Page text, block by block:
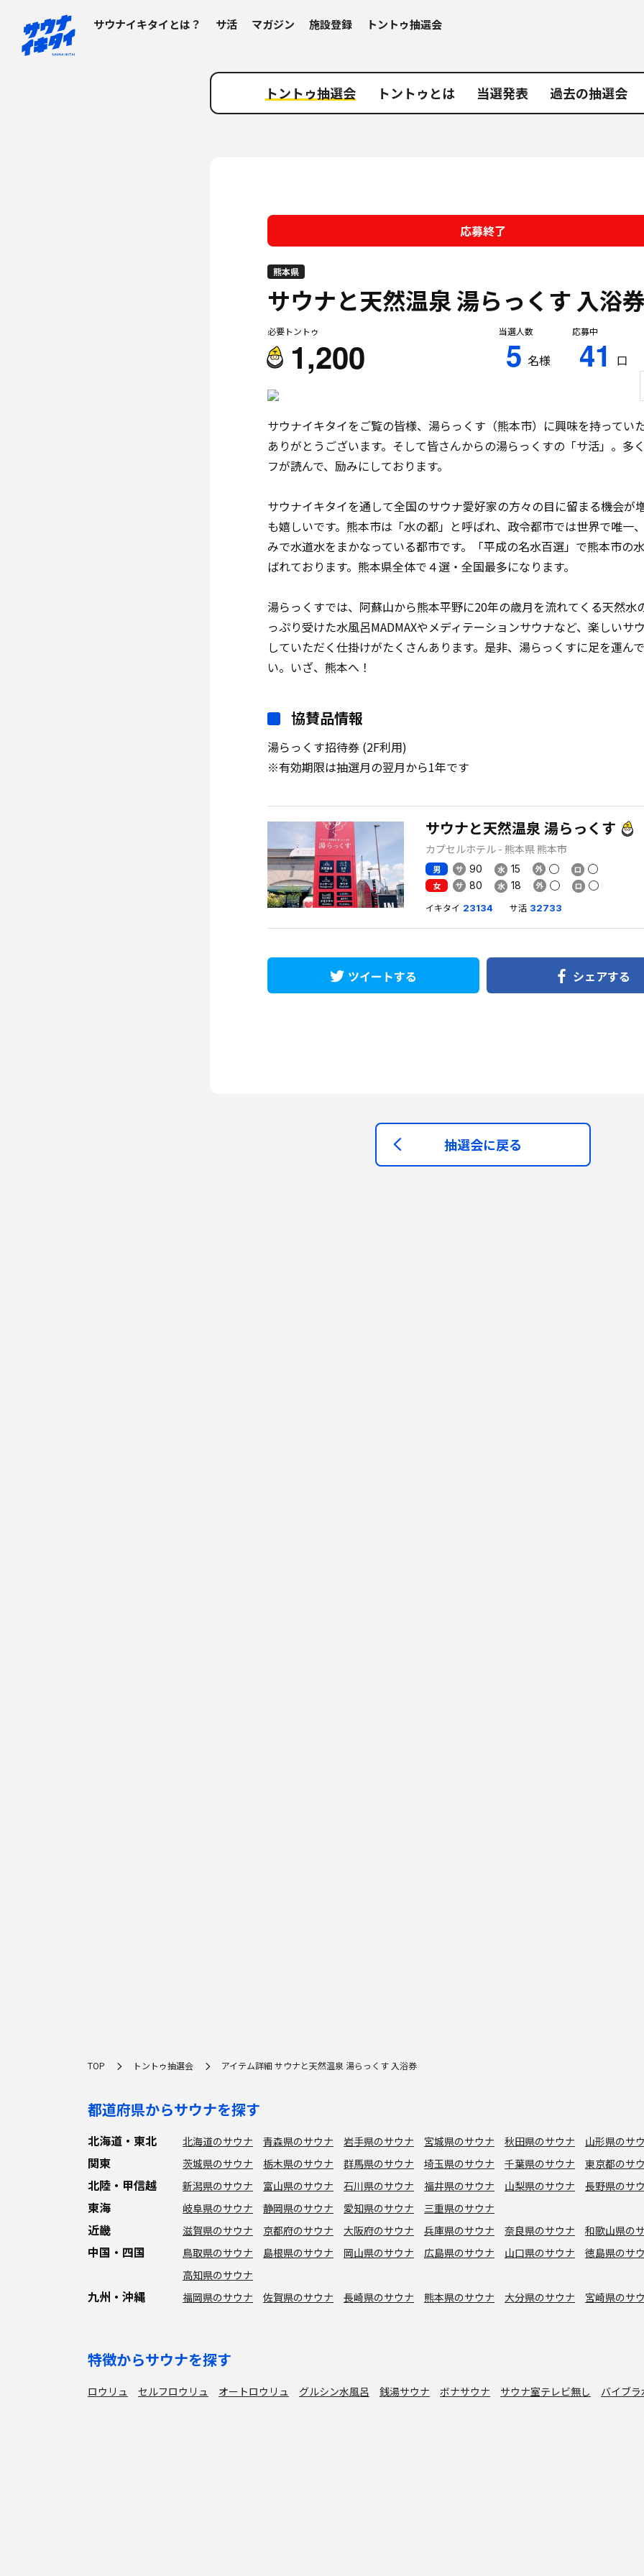
サウナイキタイとは？ サ活 マガジン 施設登録 トントゥ抽選会
トントゥ抽選会 トントゥとは 当選発表 過去の抽選会
応募終了
熊本県
サウナと天然温泉 湯らっくす 入浴
必要トントゥ
1,200
当選人数
5 名様
応募中
41 口
サウナイキタイをご覧の皆様、湯らっくす（熊本市）に興味を持ってい
ありがとうございます。そして皆さんからの湯らっくすの「サ活」。多
フが読んで、励みにしております。
サウナイキタイを通して全国のサウナ愛好家の方々の目に留まる機会が
も嬉しいです。熊本市は「水の都」と呼ばれ、政令都市では世界で唯一
みで水道水をまかなっている都市です。「平成の名水百選」で熊本市の
ばれております。熊本県全体で４選・全国最多になります。
湯らっくすでは、阿蘇山から熊本平野に20年の歳月を流れてくる天然水
っぷり受けた水風呂MADMAXやメディテーションサウナなど、楽しいサ
していただく仕掛けがたくさんあります。是非、湯らっくすに足を運ん
い。いざ、熊本へ！
協賛品情報
湯らっくす招待券 (2F利用)
※有効期限は抽選月の翌月から1年です
サウナと天然温泉 湯らっくす
カプセルホテル - 熊本県 熊本市
男 90 15
女 80
18
イキタイ 23134 サ活 32733
ツイートする シェアする
抽選会に戻る
TOP トントゥ抽選会 アイテム詳細 サウナと天然温泉 湯らっくす 入浴券
都道府県からサウナを探す
北海道・東北 北海道のサウナ 青森県のサウナ 岩手県のサウナ 宮城県のサウナ 秋田県のサウナ 山形県のサ
関東 茨城県のサウナ 栃木県のサウナ 群馬県のサウナ 埼玉県のサウナ 千葉県のサウナ 東京都のサ
北陸・甲信越 新潟県のサウナ 富山県のサウナ 石川県のサウナ 福井県のサウナ 山梨県のサウナ 長野県のサ
東海 岐阜県のサウナ 静岡県のサウナ 愛知県のサウナ 三重県のサウナ
近畿 滋賀県のサウナ 京都府のサウナ 大阪府のサウナ 兵庫県のサウナ 奈良県のサウナ 和歌山県の
中国・四国 鳥取県のサウナ 島根県のサウナ 岡山県のサウナ 広島県のサウナ 山口県のサウナ
徳島県のサ
高知県のサウナ
九州・沖縄 福岡県のサウナ 佐賀県のサウナ 長崎県のサウナ 熊本県のサウナ 大分県のサウナ 宮崎県のサ
特徴からサウナを探す
ロウリュ セルフロウリュ オートロウリュ グルシン水風呂 銭湯サウナ ボナサウナ サウナ室テレビ無し
バイブ